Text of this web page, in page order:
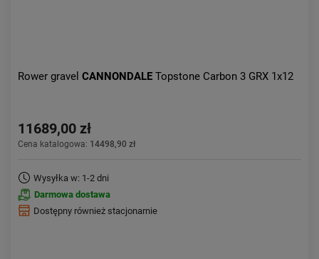
Rower gravel CANNONDALE Topstone Carbon 3 GRX 1x12
11689,00 zł
Cena katalogowa: 14498,90 zł
Wysyłka w: 1-2 dni
Darmowa dostawa
Dostępny również stacjonarnie